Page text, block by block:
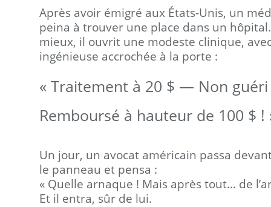
Après avoir émigré aux États-Unis, un
peina à trouver une place dans un
mieux, il ouvrit une modeste clinique,
ingénieuse accrochée à la porte :
« Traitement à 20 $ — Non guéri
Remboursé à hauteur de 100 $ !
Un jour, un avocat américain passa
le panneau et pensa :
« Quelle arnaque ! Mais après tout… de
Et il entra, sûr de lui.